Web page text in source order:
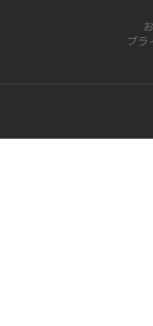
プラ
このコンテンツは掲載